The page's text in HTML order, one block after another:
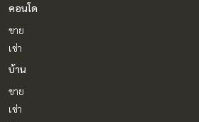
คอนโด
ขาย
เช่า
บ้าน
ขาย
เช่า